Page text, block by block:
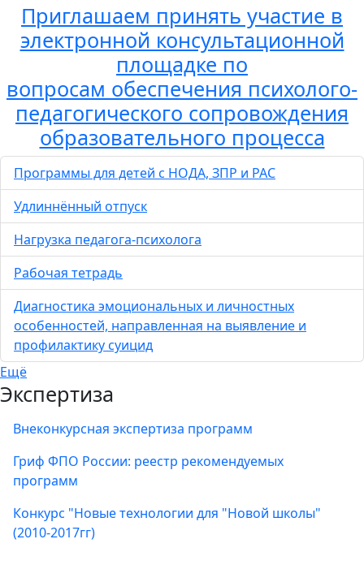
Приглашаем принять участие в
электронной консультационной
площадке по
вопросам обеспечения психолого-
педагогического сопровождения
образовательного процесса
Программы для детей с НОДА, ЗПР и РАС
Удлиннённый отпуск
Нагрузка педагога-психолога
Рабочая тетрадь
Диагностика эмоциональных и личностных
особенностей, направленная на выявление и
профилактику суицид
Ещё
Экспертиза
Внеконкурсная экспертиза программ
Гриф ФПО России: реестр рекомендуемых
программ
Конкурс "Новые технологии для "Новой школы"
(2010-2017гг)